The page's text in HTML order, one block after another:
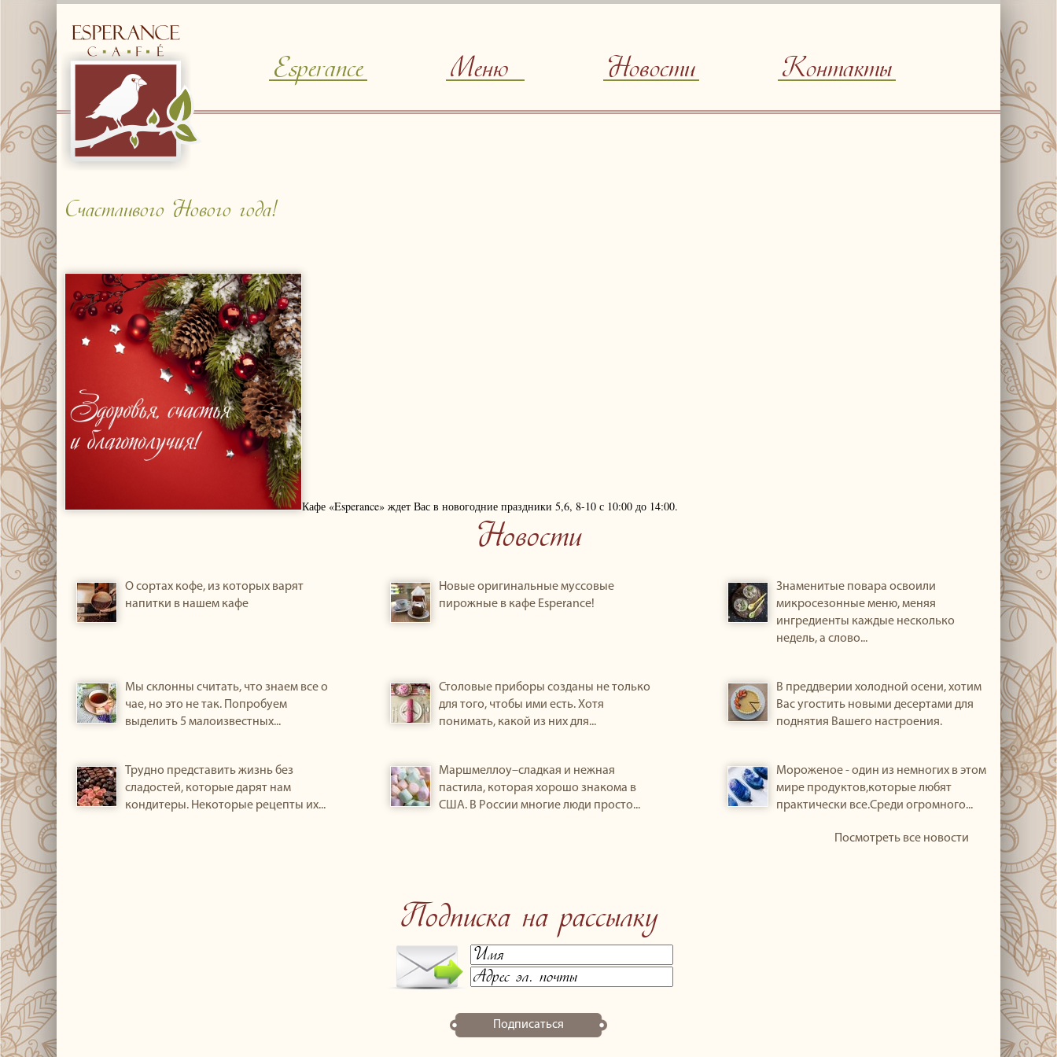
Esperance Меню Новости Контакты
© Free Joomla! 3 Modules- byVinaGecko.com
Счастливого Нового года!
Кафе «Esperance» ждет Вас в новогодние праздники 5,6, 8-10 с 10:00 до 14:00.
Новости
О сортах кофе, из которых варят
напитки в нашем кафе
Новые оригинальные муссовые
пирожные в кафе Esperance!
Знаменитые повара освоили
микросезонные меню, меняя
ингредиенты каждые несколько
недель, а слово...
Мы склонны считать, что знаем все о
чае, но это не так. Попробуем
выделить 5 малоизвестных...
Столовые приборы созданы не только
для того, чтобы ими есть. Хотя
понимать, какой из них для...
В преддверии холодной осени, хотим
Вас угостить новыми десертами для
поднятия Вашего настроения.
Трудно представить жизнь без
сладостей, которые дарят нам
кондитеры. Некоторые рецепты их...
Маршмеллоу–сладкая и нежная
пастила, которая хорошо знакома в
США. В России многие люди просто...
Мороженое - один из немногих в этом
мире продуктов,которые любят
практически все.Среди огромного...
Посмотреть все новости
Подписка на рассылку